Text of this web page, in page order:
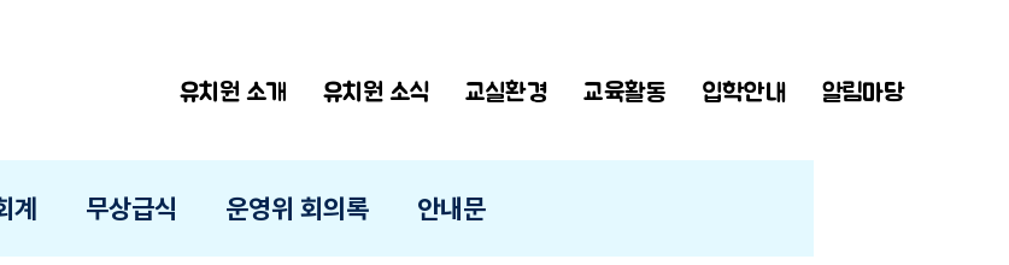
유치원 소개 유치원 소식 교실환경 교육활동 입학안내 알림마당
계 무상급식 운영위 회의록 안내문